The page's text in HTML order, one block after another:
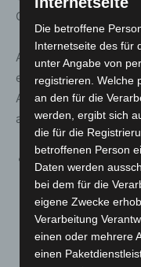
Geboosterte).
Ausblick: Nach den
einer zusätzlichen
April 2022 bis 29.
alle Schülerinnen
Die Regelungen in
unterstützende
und Angebote zur
einigen Absätzen
hinzugefügt. Dies
Die betroffene
Internetseite des für
unter Angabe von
registrieren. Welche
an den für die
werden, ergibt sich
die für die
betroffenen Person
Daten werden
bei dem für die
eigene Zwecke
Verarbeitung
einen oder mehrere
einen